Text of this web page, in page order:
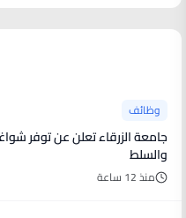
وظائف
جامعة الزرقاء تعلن عن توفر
والسلط
منذ 12 ساعة